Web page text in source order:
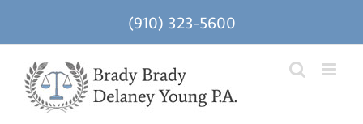
content
(910) 323-5600